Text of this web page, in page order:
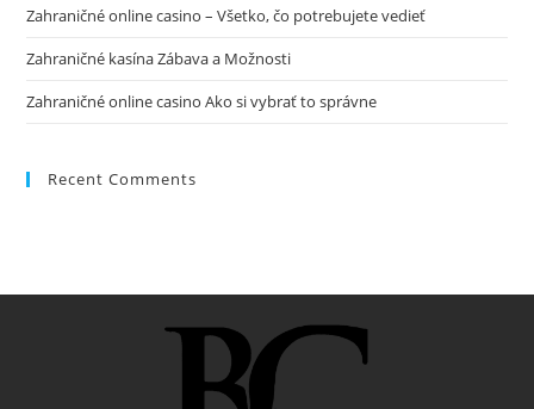
Zahraničné online casino – Všetko, čo potrebujete vedieť
Zahraničné kasína Zábava a Možnosti
Zahraničné online casino Ako si vybrať to správne
Recent Comments